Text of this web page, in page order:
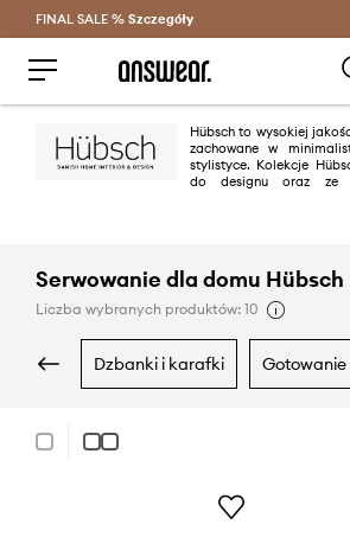
Oszczędzaj z Answear Club >
FINAL SALE % Szczegóły
Hübsch to wysokiej
zachowane w
stylistyce. Kolekcje
do designu oraz ze
Serwowanie dla domu Hübsch
Liczba wybranych produktów: 10
dzbanki i karafki